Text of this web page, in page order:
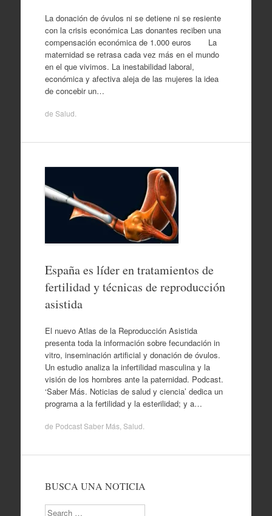
La donación de óvulos ni se detiene ni se resiente
con la crisis económica Las donantes reciben una
compensación económica de 1.000 euros La
maternidad se retrasa cada vez más en el mundo
en el que vivimos. La inestabilidad laboral,
económica y afectiva aleja de las mujeres la idea
de concebir un…
de Salud
España es líder en tratamientos de
fertilidad y técnicas de reproducción
asistida
El nuevo Atlas de la Reproducción Asistida
presenta toda la información sobre fecundación in
vitro, inseminación artificial y donación de óvulos.
Un estudio analiza la infertilidad masculina y la
visión de los hombres ante la paternidad. Podcast.
‘Saber Más. Noticias de salud y ciencia’ dedica un
programa a la fertilidad y la esterilidad; y a…
de Podcast Saber Más, Salud
BUSCA UNA NOTICIA
Search